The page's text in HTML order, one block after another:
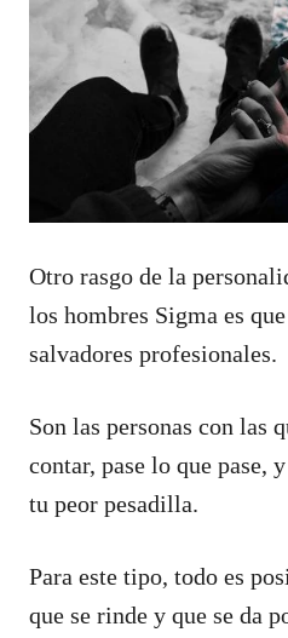
Otro rasgo de la
los hombres Sigma es
salvadores profesionales.
Son las personas con las
contar, pase lo que pase,
tu peor pesadilla.
Para este tipo, todo es
que se rinde y que se da